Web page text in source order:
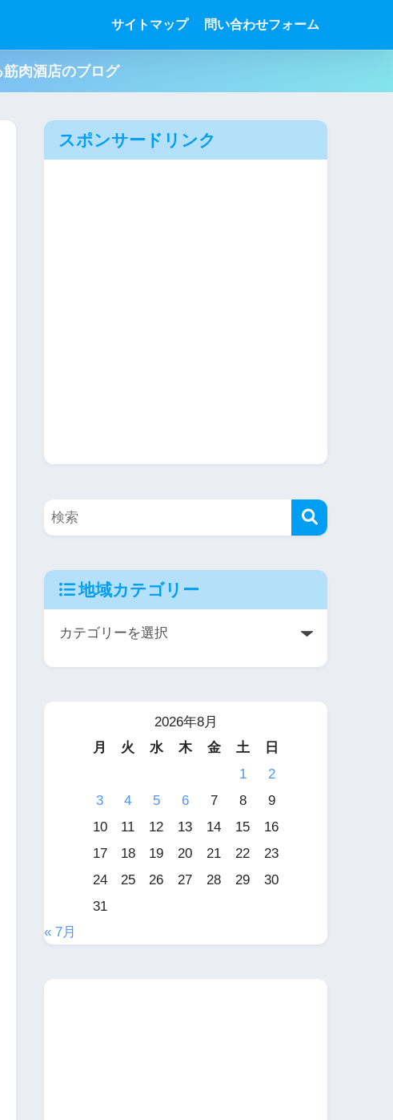
サイトマップ 問い合わせフォーム
肉酒店のブログ
スポンサードリンク
地域カテゴリー
2026年8月
月
火 水 木 金 土
日
1
2
3
4 5 6 7 8
9
10
11 12 13 14 15
16
17
18 19 20 21 22
23
24
25 26 27 28 29
30
31
« 7月